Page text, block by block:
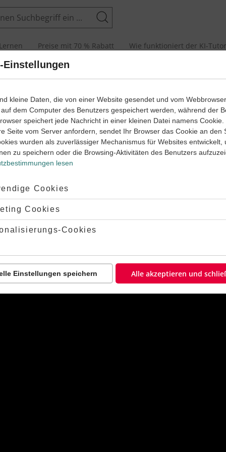
Suchen
Preise mit 70 % Rabatt Wie funktioniert der KI-Tutor
(PC)
wiedergegeben. Deshalb gehört es zur Gruppe der
wie man ein PC im Text erkennt und übersetzt.
helfen dir beim Üben.
Einstellungen
kleine Daten, die von einer Website gesendet und vom
dem Computer des Benutzers gespeichert werden, während der
speichert jede Nachricht in einer kleinen Datei namens Cookie.
Seite vom Server anfordern, sendet Ihr Browser das Cookie an den
wurden als zuverlässiger Mechanismus für Websites entwickelt,
zu speichern oder die Browsing-Aktivitäten des Benutzers
lesen
Cookies
Cookies
Cookies
Einstellungen speichern Alle akzeptieren und